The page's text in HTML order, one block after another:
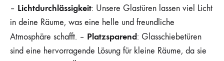
– Lichtdurchlässigkeit: Unsere Glastüren lassen viel Licht
in deine Räume, was eine helle und freundliche
Atmosphäre schafft. – Platzsparend: Glasschiebetüren
sind eine hervorragende Lösung für kleine Räume, da sie